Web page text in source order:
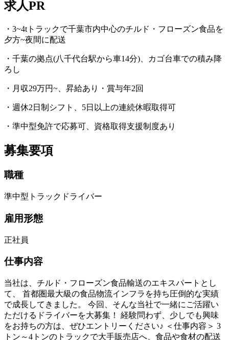
求人PR
・3~4tトラックで千葉市内中心のチルド・フローズン食品を
夕方~夜間に配送
・千葉の拠点(八千代台駅から車14分)、カゴ台車での積み降
ろし
・月収29万円~、昇給あり・賞与年2回
・週休2日制シフト、5日以上の連続休暇取得可
・準中型免許で応募可、資格取得支援制度あり
募集要項
職種
準中型トラックドライバー
雇用形態
正社員
仕事内容
当社は、チルド・フローズン食品輸送のエキスパートとし
て、 首都圏最大級の食品物流インフラを持ち圧倒的な実績
で成長してきました。 今回、そんな当社で一緒にご活躍い
ただけるドライバーを大募集！ 経験問わず、少しでも興味
をお持ちの方は、ぜひエントリーください♪ ＜仕事内容＞ 3
トン～4トンのトラックで大手販売店へ、食品や食材の配送